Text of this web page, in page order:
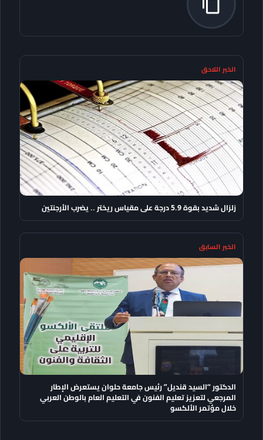
الخبر اللاحق
زلزال شديد بقوة 5.9 درجة على مقياس ريختر .. يضرب الأرجنتين
الخبر السابق
الدكتور “السيد قنديل” رئيس جامعة حلوان يستعرض الإطار
المرجعي لتعزيز تعليم الفنون في التعليم العام بالوطن العربي
خلال مؤتمر الألكسو